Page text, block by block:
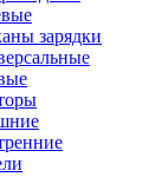
зарядки